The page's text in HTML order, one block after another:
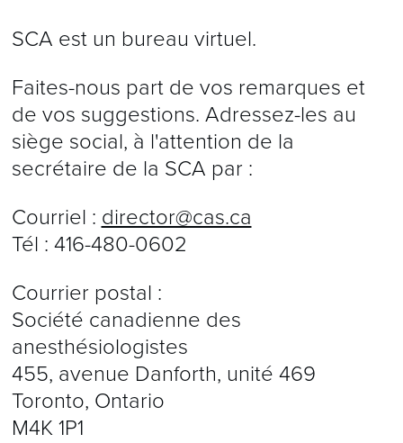
SCA est un bureau virtuel.
Faites-nous part de vos remarques et
de vos suggestions. Adressez-les au
siège social, à l'attention de la
secrétaire de la SCA par :
Courriel : director@cas.ca
Tél : 416-480-0602
Courrier postal :
Société canadienne des
anesthésiologistes
455, avenue Danforth, unité 469
Toronto, Ontario
M4K 1P1